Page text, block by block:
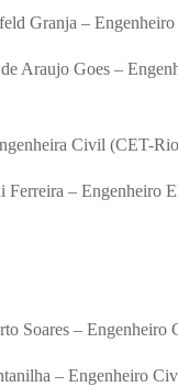
Granja –
Araujo Goes –
Civil (CET-
Ferreira – Engenheiro
Soares –
– Engenheiro